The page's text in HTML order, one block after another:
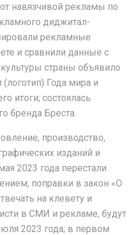
навязчивой рекламы по
диджитал-
рекламные
и сравнили данные с
страны объявило
Года мира и
итоги; состоялась
бренда Бреста.
производство,
изданий и
2023 года перестали
поправки в закон «О
на клевету и
в СМИ и рекламе, будут
2023 года; в первом